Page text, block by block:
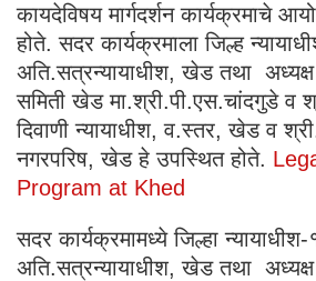
कायदेविषय मार्गदर्शन कार्यक्रमाचे
होते. सदर कार्यक्रमाला जिल्ह
अति.सत्रन्यायाधीश, खेड तथा अध्यक्ष
समिती खेड मा.श्री.पी.एस.चांदगुडे व
दिवाणी न्यायाधीश, व.स्तर, खेड व
नगरपरिष, खेड हे उपस्थित होते.
Program at Khed
सदर कार्यक्रमामध्ये जिल्हा
अति.सत्रन्यायाधीश, खेड तथा अध्यक्ष